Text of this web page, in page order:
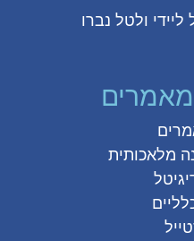
ולטל נברו
מאמרים
מלאכותית